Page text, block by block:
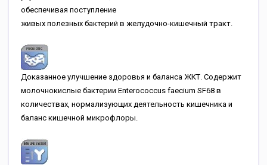
обеспечивая поступление
живых полезных бактерий в желудочно-кишечный тракт.
Доказанное улучшение здоровья и баланса ЖКТ. Содержит
молочнокислые бактерии Enterococcus faecium SF68 в
количествах, нормализующих деятельность кишечника и
баланс кишечной микрофлоры.